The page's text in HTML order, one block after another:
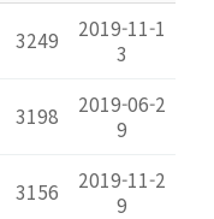
3249
2019-11-1
3
3198
2019-06-2
9
3156
2019-11-2
9